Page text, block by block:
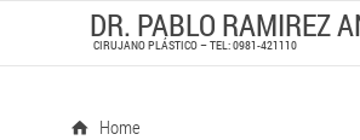
DR. PABLO RAMIREZ
CIRUJANO PLÁSTICO – TEL: 0981-421110
Home